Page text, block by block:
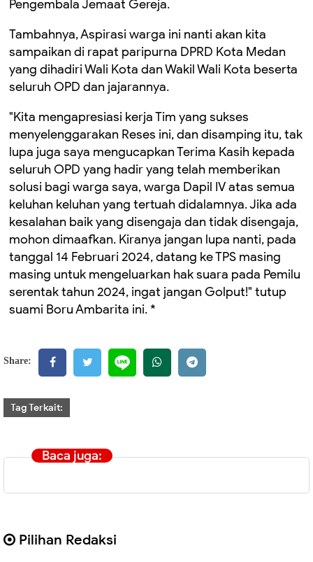
Pengembala Jemaat Gereja.
Tambahnya, Aspirasi warga ini nanti akan kita
sampaikan di rapat paripurna DPRD Kota Medan
yang dihadiri Wali Kota dan Wakil Wali Kota beserta
seluruh OPD dan jajarannya.
"Kita mengapresiasi kerja Tim yang sukses
menyelenggarakan Reses ini, dan disamping itu, tak
lupa juga saya mengucapkan Terima Kasih kepada
seluruh OPD yang hadir yang telah memberikan
solusi bagi warga saya, warga Dapil IV atas semua
keluhan keluhan yang tertuah didalamnya. Jika ada
kesalahan baik yang disengaja dan tidak disengaja,
mohon dimaafkan. Kiranya jangan lupa nanti, pada
tanggal 14 Februari 2024, datang ke TPS masing
masing untuk mengeluarkan hak suara pada Pemilu
serentak tahun 2024, ingat jangan Golput!" tutup
suami Boru Ambarita ini. *
Share:
Tag Terkait:
Baca juga:
Pilihan Redaksi